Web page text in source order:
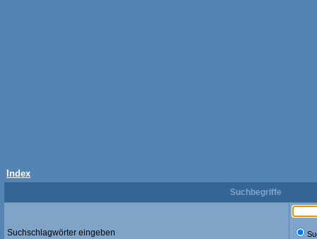
Index
Suchbegriffe
Suchschlagwörter eingeben